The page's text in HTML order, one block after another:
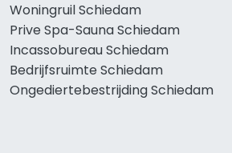
Woningruil Schiedam
Prive Spa-Sauna Schiedam
Incassobureau Schiedam
Bedrijfsruimte Schiedam
Ongediertebestrijding Schiedam